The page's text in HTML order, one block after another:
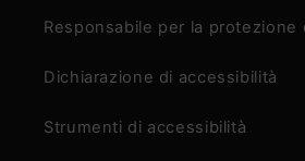
Responsabile per la protezione
Dichiarazione di accessibilità
Strumenti di accessibilità